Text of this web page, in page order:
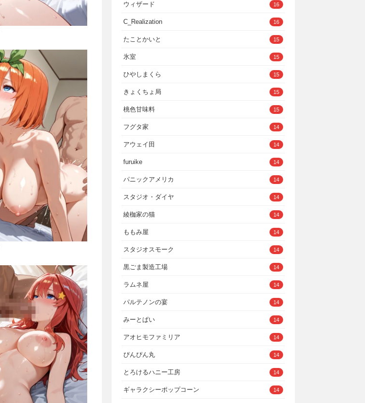
ウィザード 16
C_Realization 16
たことかいと 15
氷室 15
ひやしまくら 15
きょくちょ局 15
桃色甘味料 15
フグタ家 14
アウェイ田 14
furuike 14
パニックアメリカ 14
スタジオ・ダイヤ 14
綾枷家の猫 14
ももみ屋 14
スタジオスモーク 14
黒ごま製造工場 14
ラムネ屋 14
パルテノンの宴 14
みーとぱい 14
アオヒモファミリア 14
ぴんぴん丸 14
とろけるハニー工房 14
ギャラクシーポップコーン 14